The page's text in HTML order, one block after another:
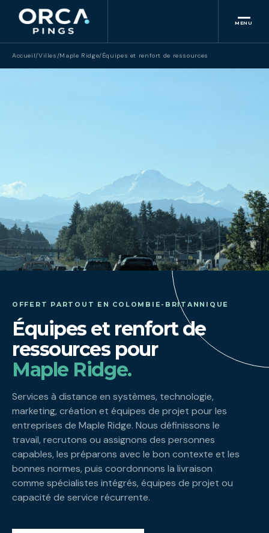
MENU
Accueil/Villes/Maple Ridge/Équipes et renfort de ressources
OFFERT PARTOUT EN COLOMBIE-BRITANNIQUE
Équipes et renfort de
ressources pour
Maple Ridge.
Services à distance en systèmes, technologie,
marketing, création et équipes de projet pour les
entreprises de Maple Ridge. Nous définissons le
travail, recrutons ou assignons des personnes
capables, les préparons avec le bon contexte et les
bonnes normes, puis coordonnons la livraison
comme spécialistes intégrés, équipes de projet ou
capacité de service récurrente.